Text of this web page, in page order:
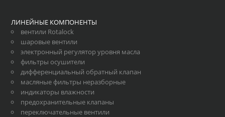
ЛИНЕЙНЫЕ КОМПОНЕНТЫ
вентили Rotalock
шаровые вентили
электронный регулятор уровня масла
фильтры осушители
дифференциальный обратный клапан
масляные фильтры неразборные
индикаторы влажности
предохранительные клапаны
переключательные вентили